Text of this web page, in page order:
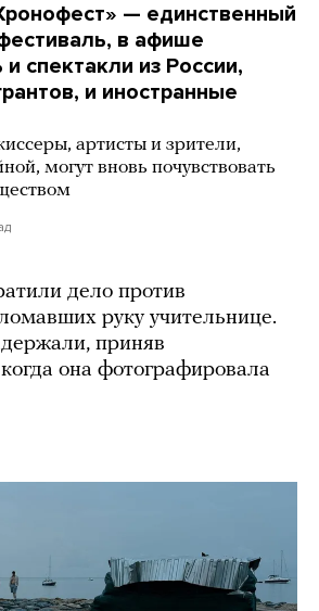
— единственный
в афише
спектакли из России,
и иностранные
артисты и зрители,
могут вновь почувствовать
дело против
руку учительнице.
приняв
она фотографировала